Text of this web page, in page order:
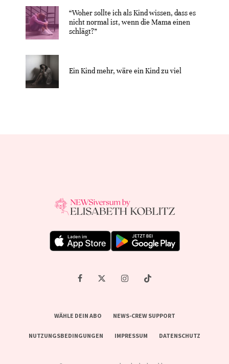
“Woher sollte ich als Kind wissen, dass es
nicht normal ist, wenn die Mama einen
schlägt?”
Ein Kind mehr, wäre ein Kind zu viel
WÄHLE DEIN ABO NEWS-CREW SUPPORT
NUTZUNGSBEDINGUNGEN IMPRESSUM DATENSCHUTZ